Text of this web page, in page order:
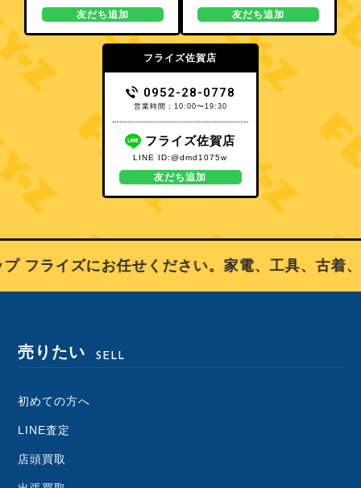
友だち追加 友だち追加
フライズ佐賀店
0952-28-0778
営業時間：10:00〜19:30
フライズ佐賀店
LINE ID:@dmd1075w
友だち追加
ライズにお任せください。家電、工具、古着、
売りたい SELL
初めての方へ
LINE査定
店頭買取